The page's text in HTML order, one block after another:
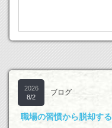
2026
8/2
ブログ
職場の習慣から脱却する